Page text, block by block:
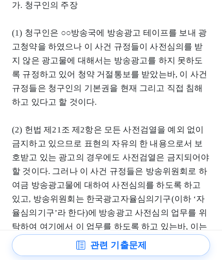
가. 청구인의 주장
(1) 청구인은 ○○방송국에 방송광고 테이프를 보내 광
고청약을 하였으나 이 사건 규정들이 사전심의를 받
지 않은 광고물에 대해서는 방송광고를 하지 못하도
록 규정하고 있어 청약 거절통보를 받았는바, 이 사건
규정들은 청구인의 기본권을 현재 그리고 직접 침해
하고 있다고 할 것이다.
(2) 헌법 제21조 제2항은 모든 사전검열을 예외 없이
금지하고 있으므로 표현의 자유의 한 내용으로서 보
호받고 있는 광고의 경우에도 사전검열은 금지되어야
할 것이다. 그러나 이 사건 규정들은 방송위원회로 하
여금 방송광고물에 대하여 사전심의를 하도록 하고
있고, 방송위원회는 한국광고자율심의기구(이하 ‘자
율심의기구’라 한다)에 방송광고 사전심의 업무를 위
탁하여 여기에서 이 업무를 하도록 하고 있는바, 이는
사전검열금지원칙 위반으로서 방송광고를 하려는 자
들의 표현의 자유를 침해하는 것이다.
관련 기출문제